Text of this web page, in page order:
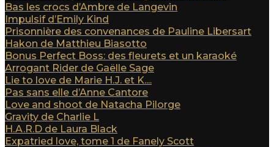
Bas les crocs d’Ambre de Langevin
Impulsif d’Emily Kind
Prisonnière des convenances de Pauline Libersart
Hakon de Matthieu Biasotto
Bonus Perfect Boss: des fleurets et un karaoké
Arrogant Rider de Gaëlle Sage
Lie to love de Marie H.J. et K....
Pas sans elle d’Anne Cantore
Love and shoot de Natacha Pilorge
Gravity de Charlie L
H.A.R.D de Laura Black
Expatried love, tome 1 de Fanely Scott